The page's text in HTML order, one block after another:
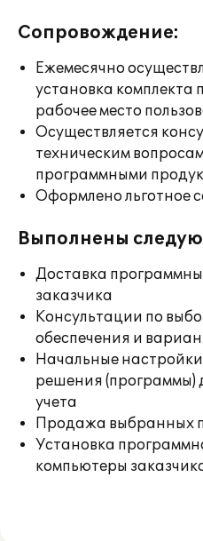
Сопровождение:
Ежемесячно
установка комплекта
рабочее место
Осуществляется
техническим
программными
Оформлено льготное
Выполнены
Доставка
заказчика
Консультации по
обеспечения и
Начальные
решения (программы)
учета
Продажа выбранных
Установка
компьютеры